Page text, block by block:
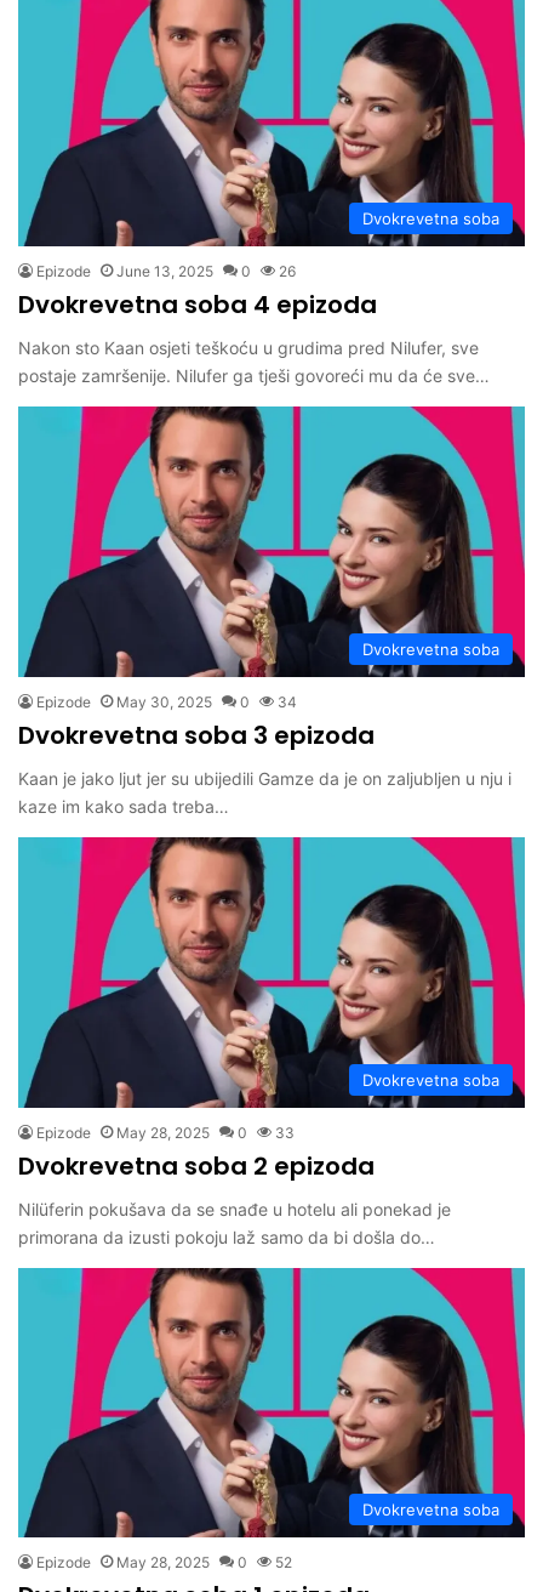
Dvokrevetna soba
Epizode June 13, 2025 0 26
Dvokrevetna soba 4 epizoda
Nakon sto Kaan osjeti teškoću u grudima pred Nilufer, sve
postaje zamršenije. Nilufer ga tješi govoreći mu da će sve…
Dvokrevetna soba
Epizode May 30, 2025 0 34
Dvokrevetna soba 3 epizoda
Kaan je jako ljut jer su ubijedili Gamze da je on zaljubljen u nju i
kaze im kako sada treba…
Dvokrevetna soba
Epizode May 28, 2025 0 33
Dvokrevetna soba 2 epizoda
Nilüferin pokušava da se snađe u hotelu ali ponekad je
primorana da izusti pokoju laž samo da bi došla do…
Dvokrevetna soba
Epizode May 28, 2025 0 52